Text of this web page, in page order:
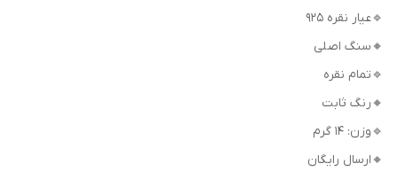
🔹عیار نقره 925
🔸سنگ اصلی
🔹تمام نقره
🔸رنگ ثابت
🔹وزن: 14 گرم
🔸ارسال رایگان